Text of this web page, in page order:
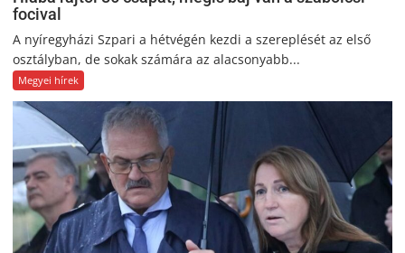
focival
A nyíregyházi Szpari a hétvégén kezdi a szereplését az első
osztályban, de sokak számára az alacsonyabb...
Megyei hírek